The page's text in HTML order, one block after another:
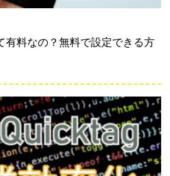
有料なの？無料で設定できる方